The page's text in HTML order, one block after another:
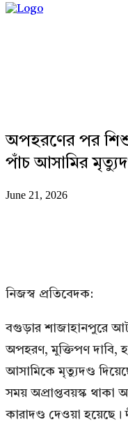
অপহরণের পর
পাঁচ আসামির
June 21, 2026
নিজস্ব প্রতিবেদক:
বগুড়ার শাজাহানপুরে
অপহরণ, মুক্তিপণ দাবি,
আসামিকে মৃত্যুদণ্ড
সময় অপ্রাপ্তবয়স্ক
কারাদণ্ড দেওয়া